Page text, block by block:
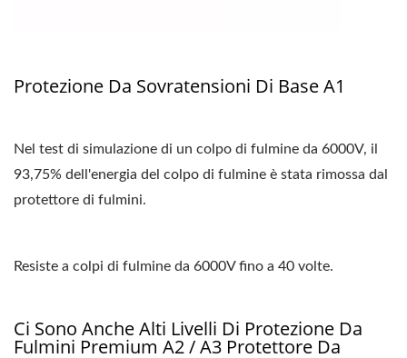
Protezione Da Sovratensioni Di Base A1
Nel test di simulazione di un colpo di fulmine da 6000V, il
93,75% dell'energia del colpo di fulmine è stata rimossa dal
protettore di fulmini.
Resiste a colpi di fulmine da 6000V fino a 40 volte.
Ci Sono Anche Alti Livelli Di Protezione Da
Fulmini Premium A2 / A3 Protettore Da